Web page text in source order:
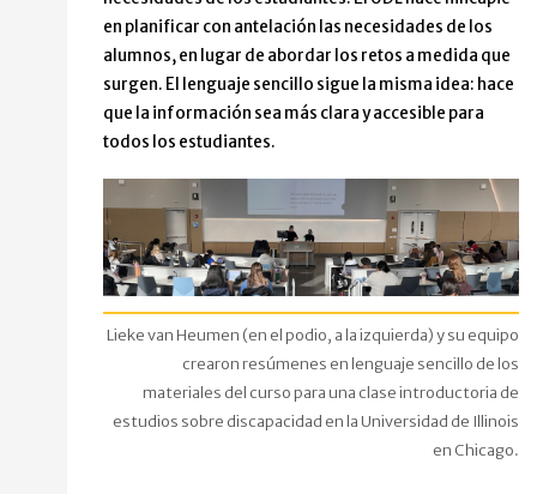
en planificar con antelación las necesidades de los
alumnos, en lugar de abordar los retos a medida que
surgen. El lenguaje sencillo sigue la misma idea: hace
que la información sea más clara y accesible para
todos los estudiantes.
Lieke van Heumen (en el podio, a la izquierda) y su equipo
crearon resúmenes en lenguaje sencillo de los
materiales del curso para una clase introductoria de
estudios sobre discapacidad en la Universidad de Illinois
en Chicago.